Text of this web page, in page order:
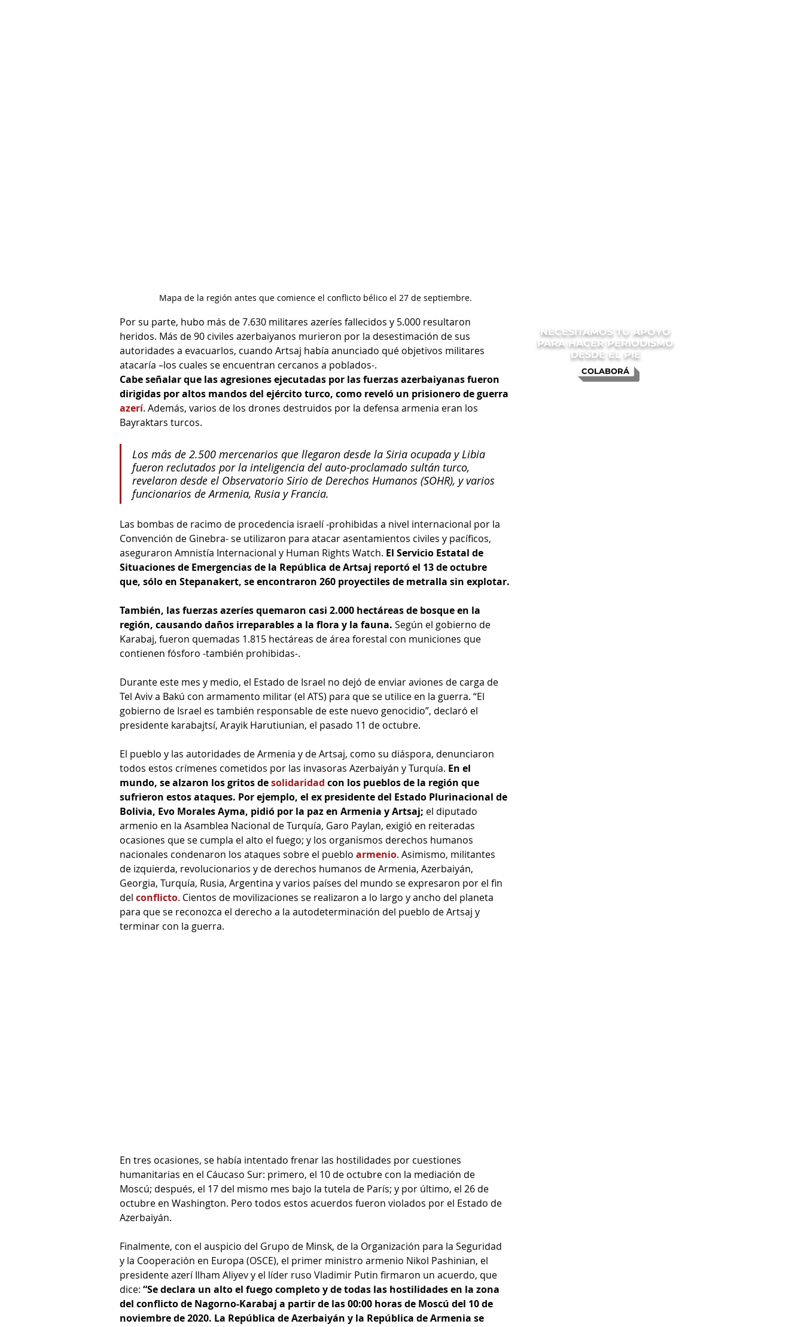
Mapa de la región antes que comience el conflicto bélico el 27 de septiembre.
Por su parte, hubo más de 7.630 militares azeríes fallecidos y 5.000 resultaron
heridos. Más de 90 civiles azerbaiyanos murieron por la desestimación de sus
autoridades a evacuarlos, cuando Artsaj había anunciado qué objetivos militares
atacaría –los cuales se encuentran cercanos a poblados-.
Cabe señalar que las agresiones ejecutadas por las fuerzas azerbaiyanas fueron
dirigidas por altos mandos del ejército turco, como reveló un prisionero de guerra
azerí. Además, varios de los drones destruidos por la defensa armenia eran los
Bayraktars turcos.
Los más de 2.500 mercenarios que llegaron desde la Siria ocupada y Libia
fueron reclutados por la inteligencia del auto-proclamado sultán turco,
revelaron desde el Observatorio Sirio de Derechos Humanos (SOHR), y varios
funcionarios de Armenia, Rusia y Francia.
Las bombas de racimo de procedencia israelí -prohibidas a nivel internacional por la
Convención de Ginebra- se utilizaron para atacar asentamientos civiles y pacíficos,
aseguraron Amnistía Internacional y Human Rights Watch. El Servicio Estatal de
Situaciones de Emergencias de la República de Artsaj reportó el 13 de octubre
que, sólo en Stepanakert, se encontraron 260 proyectiles de metralla sin explotar.
También, las fuerzas azeríes quemaron casi 2.000 hectáreas de bosque en la
región, causando daños irreparables a la flora y la fauna. Según el gobierno de
Karabaj, fueron quemadas 1.815 hectáreas de área forestal con municiones que
contienen fósforo -también prohibidas-.
Durante este mes y medio, el Estado de Israel no dejó de enviar aviones de carga de
Tel Aviv a Bakú con armamento militar (el ATS) para que se utilice en la guerra. “El
gobierno de Israel es también responsable de este nuevo genocidio”, declaró el
presidente karabajtsí, Arayik Harutiunian, el pasado 11 de octubre.
El pueblo y las autoridades de Armenia y de Artsaj, como su diáspora, denunciaron
todos estos crímenes cometidos por las invasoras Azerbaiyán y Turquía. En el
mundo, se alzaron los gritos de solidaridad con los pueblos de la región que
sufrieron estos ataques. Por ejemplo, el ex presidente del Estado Plurinacional de
Bolivia, Evo Morales Ayma, pidió por la paz en Armenia y Artsaj; el diputado
armenio en la Asamblea Nacional de Turquía, Garo Paylan, exigió en reiteradas
ocasiones que se cumpla el alto el fuego; y los organismos derechos humanos
nacionales condenaron los ataques sobre el pueblo armenio. Asimismo, militantes
de izquierda, revolucionarios y de derechos humanos de Armenia, Azerbaiyán,
Georgia, Turquía, Rusia, Argentina y varios países del mundo se expresaron por el fin
del conflicto. Cientos de movilizaciones se realizaron a lo largo y ancho del planeta
para que se reconozca el derecho a la autodeterminación del pueblo de Artsaj y
terminar con la guerra.
En tres ocasiones, se había intentado frenar las hostilidades por cuestiones
humanitarias en el Cáucaso Sur: primero, el 10 de octubre con la mediación de
Moscú; después, el 17 del mismo mes bajo la tutela de París; y por último, el 26 de
octubre en Washington. Pero todos estos acuerdos fueron violados por el Estado de
Azerbaiyán.
Finalmente, con el auspicio del Grupo de Minsk, de la Organización para la Seguridad
y la Cooperación en Europa (OSCE), el primer ministro armenio Nikol Pashinian, el
presidente azerí Ilham Aliyev y el líder ruso Vladimir Putin firmaron un acuerdo, que
dice: “Se declara un alto el fuego completo y de todas las hostilidades en la zona
del conflicto de Nagorno-Karabaj a partir de las 00:00 horas de Moscú del 10 de
noviembre de 2020. La República de Azerbaiyán y la República de Armenia se
COLABORÁ
NECESITAMOS TU APOYO
PARA HACER PERIODISMO
DESDE EL PIE